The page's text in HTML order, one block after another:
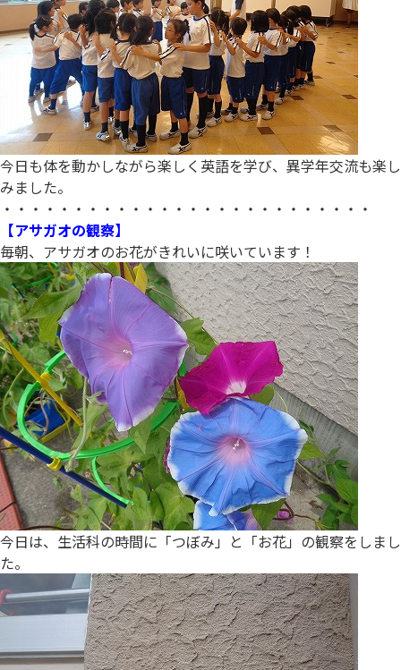
今日も体を動かしながら楽しく英語を学び、異学年交流も楽し
みました。
・・・・・・・・・・・・・・・・・・・・・・・・・・
【アサガオの観察】
毎朝、アサガオのお花がきれいに咲いています！
今日は、生活科の時間に「つぼみ」と「お花」の観察をしまし
た。